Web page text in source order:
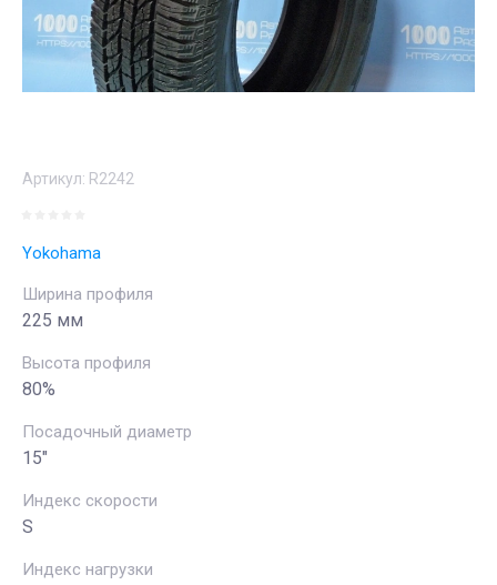
Артикул: R2242
Yokohama
Ширина профиля
225 мм
Высота профиля
80%
Посадочный диаметр
15"
Индекс скорости
S
Индекс нагрузки